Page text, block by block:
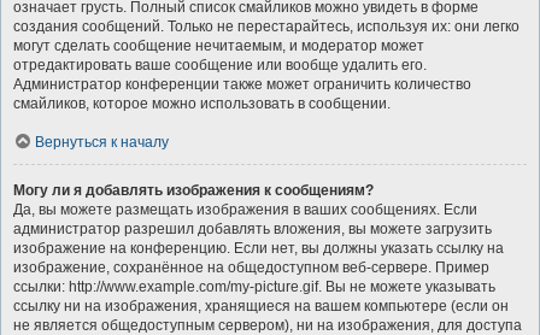
означает грусть. Полный список смайликов можно увидеть в форме
создания сообщений. Только не перестарайтесь, используя их: они легко
могут сделать сообщение нечитаемым, и модератор может
отредактировать ваше сообщение или вообще удалить его.
Администратор конференции также может ограничить количество
смайликов, которое можно использовать в сообщении.
Вернуться к началу
Могу ли я добавлять изображения к сообщениям?
Да, вы можете размещать изображения в ваших сообщениях. Если
администратор разрешил добавлять вложения, вы можете загрузить
изображение на конференцию. Если нет, вы должны указать ссылку на
изображение, сохранённое на общедоступном веб-сервере. Пример
ссылки: http://www.example.com/my-picture.gif. Вы не можете указывать
ссылку ни на изображения, хранящиеся на вашем компьютере (если он
не является общедоступным сервером), ни на изображения, для доступа